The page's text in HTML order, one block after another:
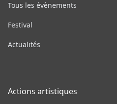
Tous les évènements
Festival
Actualités
Actions artistiques